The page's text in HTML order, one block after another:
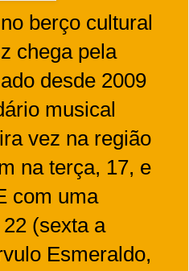
berço cultural
chega pela
desde 2009
musical
vez na região
na terça, 17, e
com uma
(sexta a
Esmeraldo,